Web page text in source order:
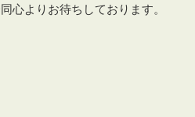
心よりお待ちしております。